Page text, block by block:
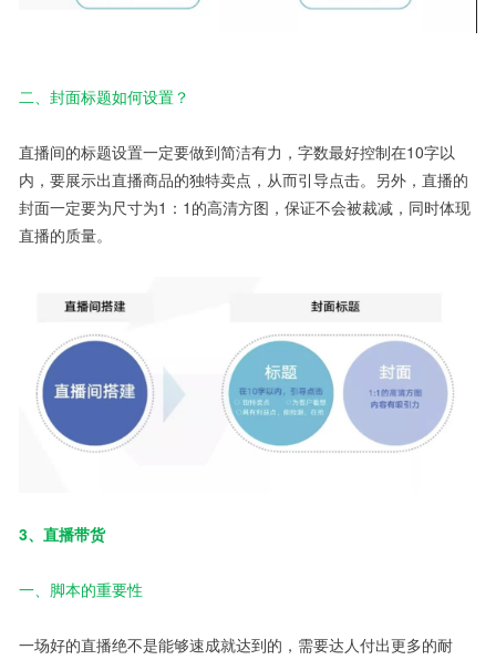
二、封面标题如何设置？
直播间的标题设置一定要做到简洁有力，字数最好控制在10字以
内，要展示出直播商品的独特卖点，从而引导点击。另外，直播的
封面一定要为尺寸为1：1的高清方图，保证不会被裁减，同时体现
直播的质量。
3、直播带货
一、脚本的重要性
一场好的直播绝不是能够速成就达到的，需要达人付出更多的耐